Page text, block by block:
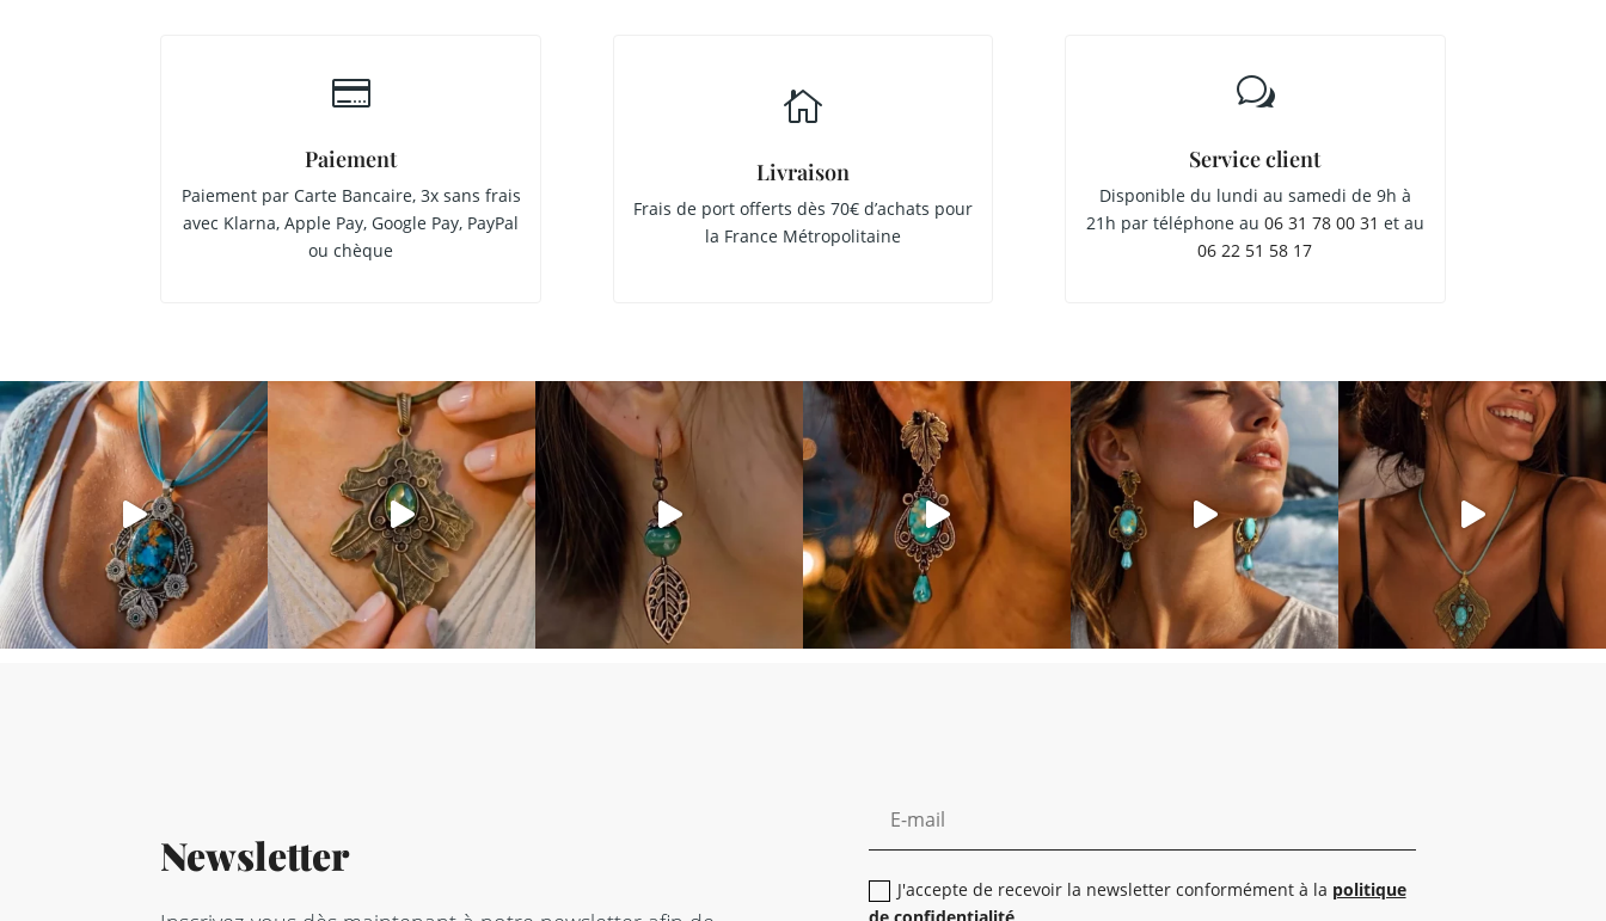

Paiement
Paiement par Carte Bancaire, 3x sans frais
avec Klarna, Apple Pay, Google Pay, PayPal
ou chèque

Livraison
Frais de port offerts dès 70€ d’achats pour
la France Métropolitaine
w
Service client
Disponible du lundi au samedi de 9h à
21h par téléphone au 06 31 78 00 31 et au
06 22 51 58 17
Newsletter
J'accepte de recevoir la newsletter conformément à la politique